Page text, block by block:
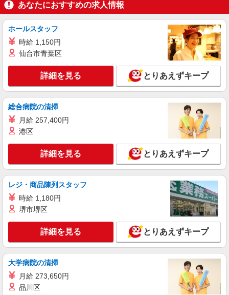
サポート＆送迎STAFF
時給1500円〜2125円 ＜日払い有/週払い有/交
詳細を見る
派遣社員
株式会社kotrio /●UT-H-2067123
栃木市≫家庭的でこぢんまりしたグルホ＊家事
サポートなど
時給1500円〜2125円 ＜日払い有/週払い有/交
栃木市 ★面接なし
キープ 詳細を見る
派遣社員
株式会社kotrio /●UT-H-1733450
栃木市のデイサービス/夕方には必ず帰れる人
気の職場♪
時給1500円〜2125円 ＜日払い有/週払い有/交
通費全支給(ガソリン代含む)＞
詳細を見る
あなたにおすすめの求人情報
ホールスタッフ
時給 1,150円
仙台市青葉区
詳細を見る とりあえずキープ
総合病院の清掃
月給 257,400円
港区
詳細を見る とりあえずキープ
レジ・商品陳列スタッフ
時給 1,180円
堺市堺区
詳細を見る とりあえずキープ
大学病院の清掃
月給 273,650円
品川区